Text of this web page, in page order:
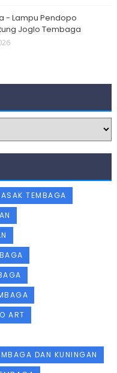
- Lampu Pendopo
Joglo Tembaga
TEMBAGA
ART
DAN KUNINGAN